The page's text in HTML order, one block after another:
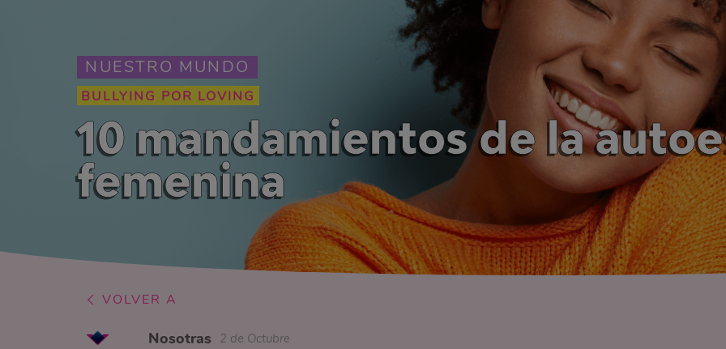
NUESTRO MUNDO
BULLYING POR LOVING
10 mandamientos de la
femenina
VOLVER A
Nosotras 2 de Octubre